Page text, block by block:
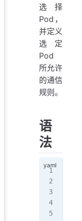
选择
Pod，
并定义
选定
Pod
所允许
的通信
规则。
语
法